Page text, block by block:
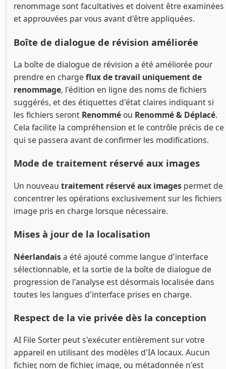
renommage sont facultatives et doivent être examinées
et approuvées par vous avant d'être appliquées.
Boîte de dialogue de révision améliorée
La boîte de dialogue de révision a été améliorée pour
prendre en charge flux de travail uniquement de
renommage, l'édition en ligne des noms de fichiers
suggérés, et des étiquettes d'état claires indiquant si
les fichiers seront Renomméou Renommé & Déplacé.
Cela facilite la compréhension et le contrôle précis de ce
qui se passera avant de confirmer les modifications.
Mode de traitement réservé aux images
Un nouveau traitement réservé aux images permet de
concentrer les opérations exclusivement sur les fichiers
image pris en charge lorsque nécessaire.
Mises à jour de la localisation
Néerlandaisa été ajouté comme langue d'interface
sélectionnable, et la sortie de la boîte de dialogue de
progression de l'analyse est désormais localisée dans
toutes les langues d'interface prises en charge.
Respect de la vie privée dès la conception
AI File Sorter peut s'exécuter entièrement sur votre
appareil en utilisant des modèles d'IA locaux. Aucun
fichier, nom de fichier, image, ou métadonnée n'est